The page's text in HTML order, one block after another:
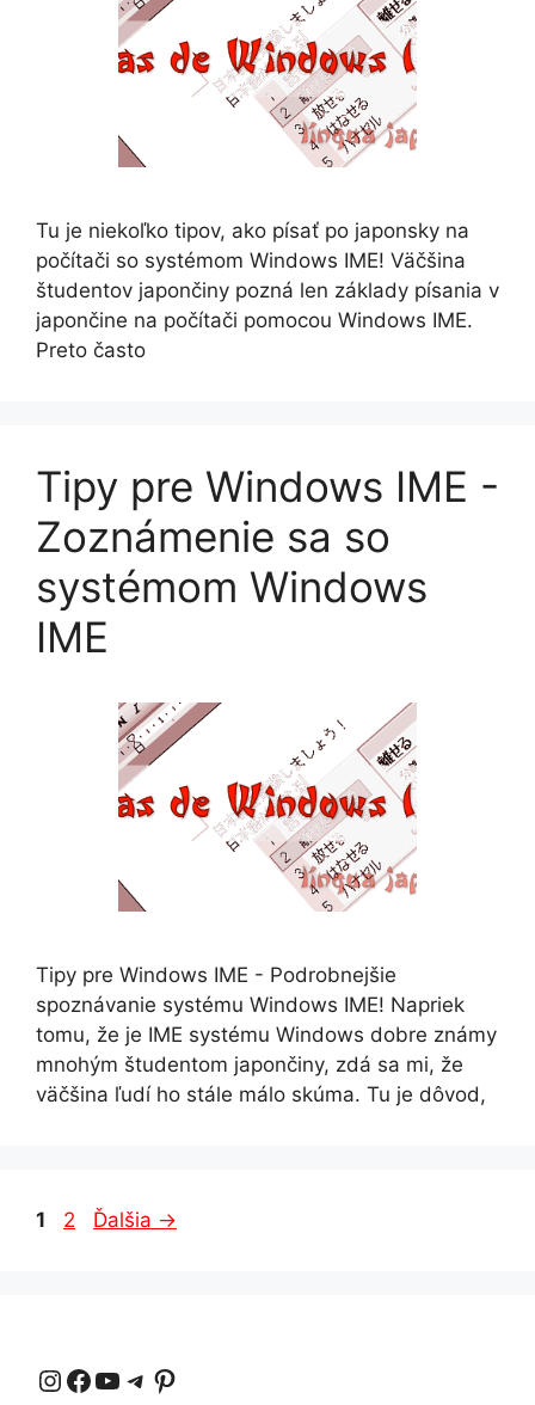
Tu je niekoľko tipov, ako písať po japonsky na
počítači so systémom Windows IME! Väčšina
študentov japončiny pozná len základy písania v
japončine na počítači pomocou Windows IME.
Preto často
Tipy pre Windows IME -
Zoznámenie sa so
systémom Windows
IME
Tipy pre Windows IME - Podrobnejšie
spoznávanie systému Windows IME! Napriek
tomu, že je IME systému Windows dobre známy
mnohým študentom japončiny, zdá sa mi, že
väčšina ľudí ho stále málo skúma. Tu je dôvod,
Strana
1 Strana
2 Ďalšia →
Instagram Facebook YouTube Telegram Pinterest